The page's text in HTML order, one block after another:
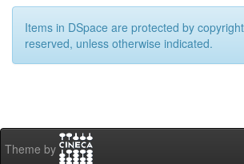
Items in DSpace are protected by
reserved, unless otherwise indicated.
Theme by